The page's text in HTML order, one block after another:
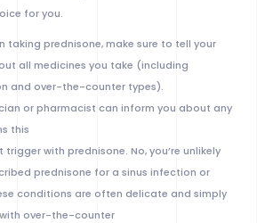
for you.
taking prednisone, make sure to tell your
all medicines you take (including
and over-the-counter types).
or pharmacist can inform you about any
this
with prednisone. No, you’re unlikely
prednisone for a sinus infection or
conditions are often delicate and simply
over-the-counter